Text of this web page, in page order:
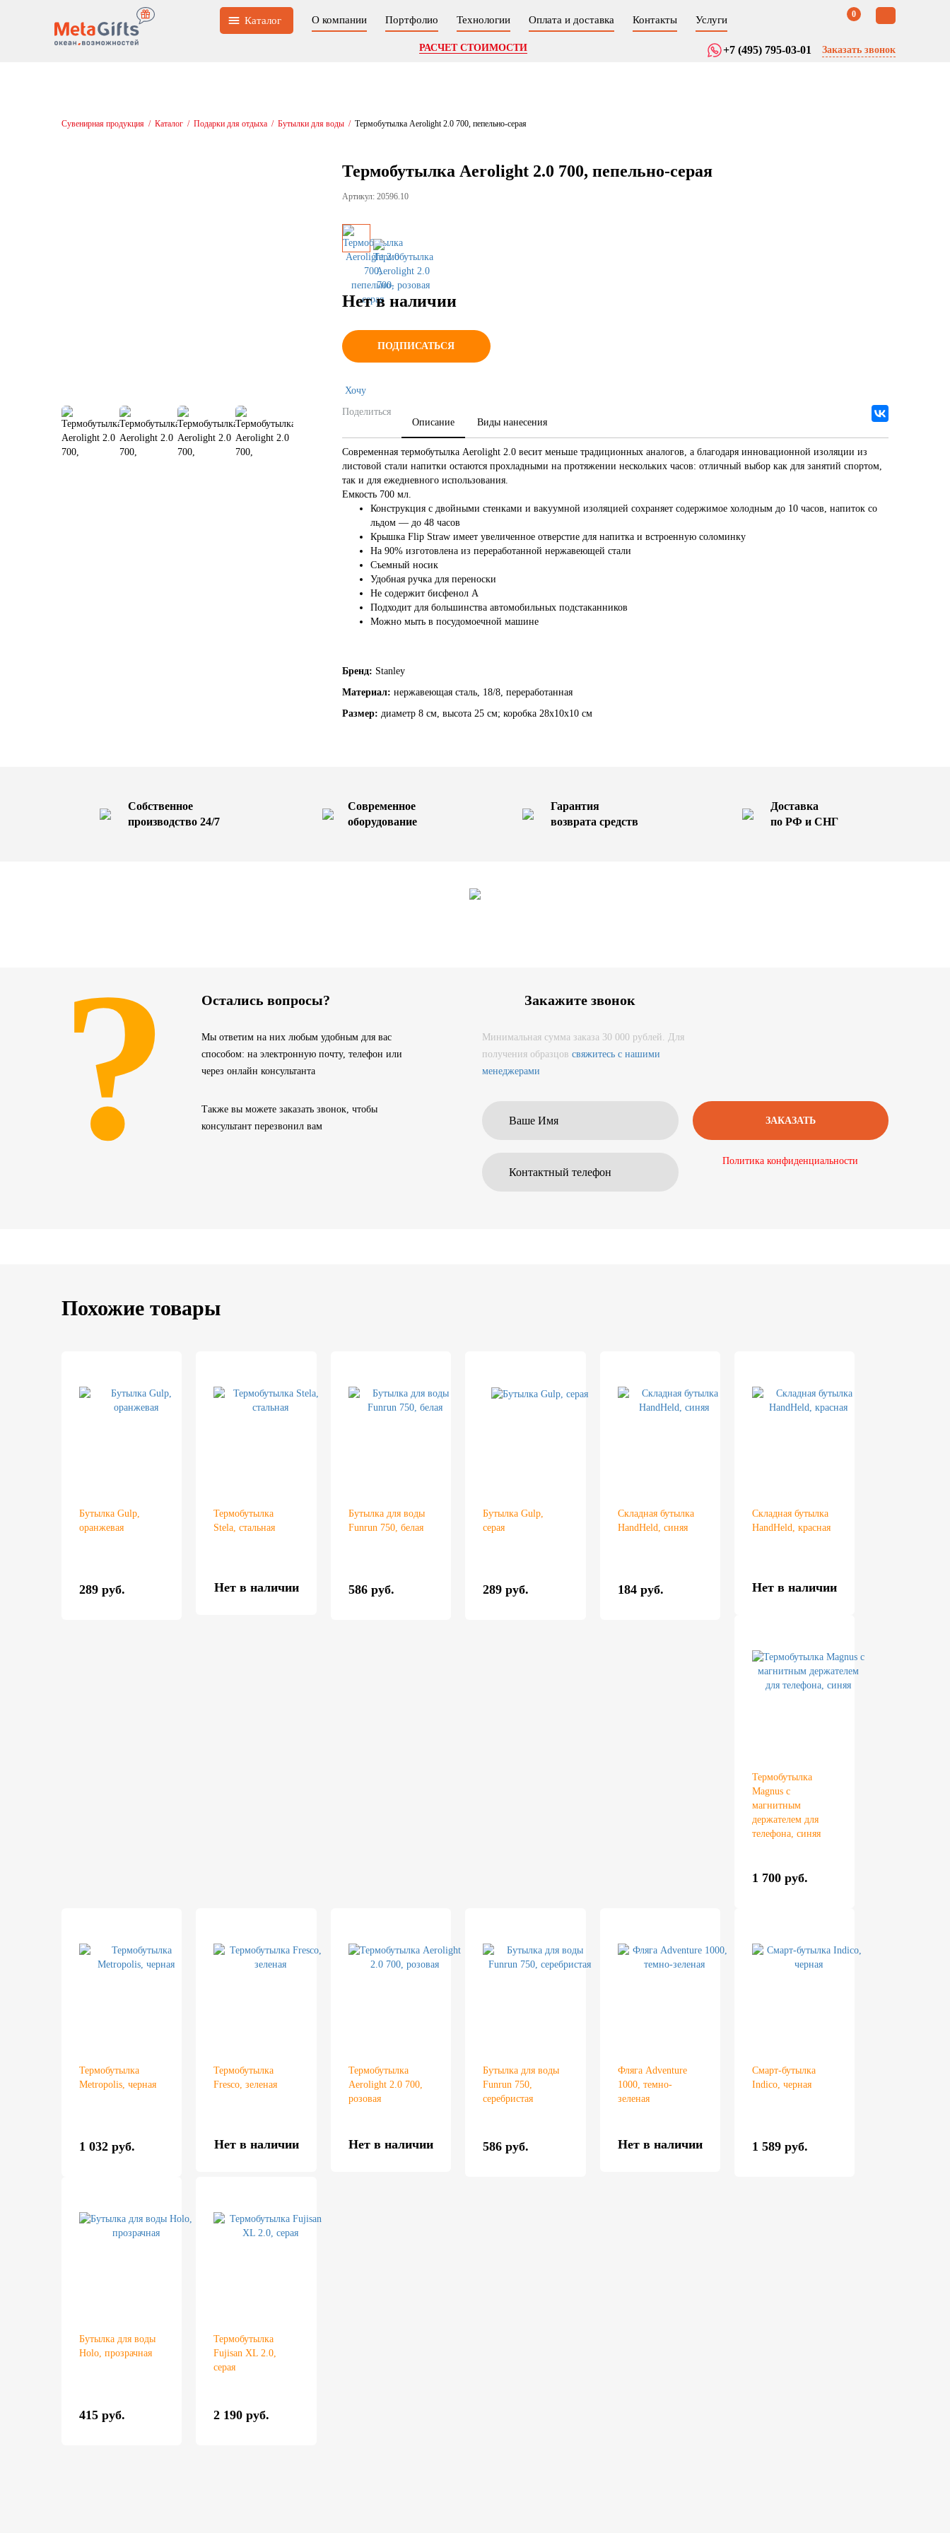
Каталог О компании Портфолио Технологии Оплата и доставка Контакты Услуги
РАСЧЕТ СТОИМОСТИ
0
+7 (495) 795-03-01 Заказать звонок
Сувенирная продукция / Каталог / Подарки для отдыха / Бутылки для воды / Термобутылка Aerolight 2.0 700, пепельно-серая
Термобутылка Aerolight 2.0 700, пепельно-серая
Артикул: 20596.10
Нет в наличии
ПОДПИСАТЬСЯ
Хочу
Поделиться
Описание
Виды нанесения
Современная термобутылка Aerolight 2.0 весит меньше традиционных аналогов, а благодаря инновационной изоляции из
листовой стали напитки остаются прохладными на протяжении нескольких часов: отличный выбор как для занятий спортом,
так и для ежедневного использования.
Емкость 700 мл.
Конструкция с двойными стенками и вакуумной изоляцией сохраняет содержимое холодным до 10 часов, напиток со
льдом — до 48 часов
Крышка Flip Straw имеет увеличенное отверстие для напитка и встроенную соломинку
На 90% изготовлена из переработанной нержавеющей стали
Съемный носик
Удобная ручка для переноски
Не содержит бисфенол А
Подходит для большинства автомобильных подстаканников
Можно мыть в посудомоечной машине
Бренд: Stanley
Материал: нержавеющая сталь, 18/8, переработанная
Размер: диаметр 8 см, высота 25 см; коробка 28х10х10 см
Собственное
производство 24/7
Современное
оборудование
Гарантия
возврата средств
Доставка
по РФ и СНГ
? Остались вопросы?
Мы ответим на них любым удобным для вас
способом: на электронную почту, телефон или
через онлайн консультанта
Также вы можете заказать звонок, чтобы
консультант перезвонил вам
Закажите звонок
Минимальная сумма заказа 30 000 рублей. Для
получения образцов свяжитесь с нашими
менеджерами
Политика конфиденциальности
Похожие товары
Бутылка Gulp,
оранжевая
289 руб.
Термобутылка
Stela, стальная
Нет в наличии
Бутылка для воды
Funrun 750, белая
586 руб.
Бутылка Gulp,
серая
289 руб.
Складная бутылка
HandHeld, синяя
184 руб.
Складная бутылка
HandHeld, красная
Нет в наличии
Термобутылка
Magnus с
магнитным
держателем для
телефона, синяя
1 700 руб.
Термобутылка
Metropolis, черная
1 032 руб.
Термобутылка
Fresco, зеленая
Нет в наличии
Термобутылка
Aerolight 2.0 700,
розовая
Нет в наличии
Бутылка для воды
Funrun 750,
серебристая
586 руб.
Фляга Adventure
1000, темно-
зеленая
Нет в наличии
Смарт-бутылка
Indico, черная
1 589 руб.
Бутылка для воды
Holo, прозрачная
415 руб.
Термобутылка
Fujisan XL 2.0,
серая
2 190 руб.